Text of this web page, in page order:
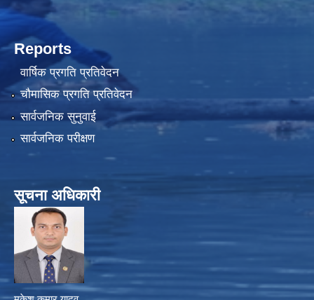
Reports
वार्षिक प्रगति प्रतिवेदन
चौमासिक प्रगति प्रतिवेदन
सार्वजनिक सुनुवाई
सार्वजनिक परीक्षण
सूचना अधिकारी